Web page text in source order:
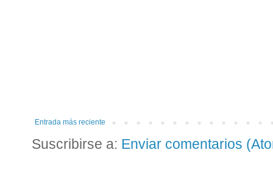
Entrada más reciente
Suscribirse a: Enviar comentarios